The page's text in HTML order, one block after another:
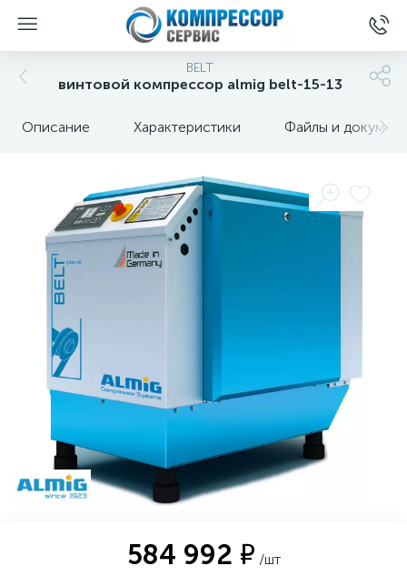
BELT
винтовой компрессор almig belt-15-13
Описание Характеристики Файлы и
584 992 ₽ /шт